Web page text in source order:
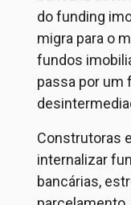
dofunding
migra para o
fundos
passa por um
Construtoras
internalizar
bancárias,